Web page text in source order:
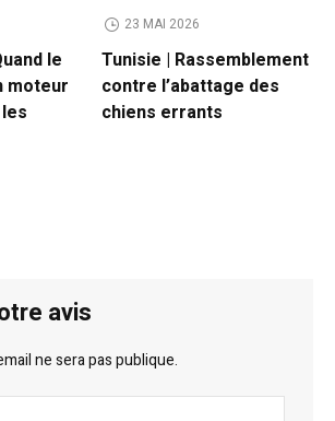
le
moteur
23 MAI 2026
Tunisie | Rassemblement
contre l’abattage des
chiens errants
avis
ne sera pas publique.